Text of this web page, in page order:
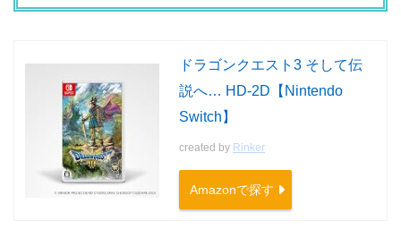
ドラゴンクエスト3 そして伝
説へ… HD-2D【Nintendo
Switch】
created by Rinker
Amazonで探す